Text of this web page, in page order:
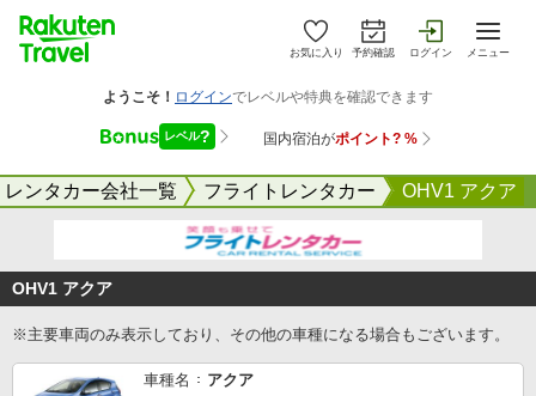
お気に入り 予約確認 ログイン メニュー
レンタカー会社一覧 フライトレンタカー OHV1 アクア
OHV1 アクア
※主要車両のみ表示しており、その他の車種になる場合もございます。
車種名
アクア